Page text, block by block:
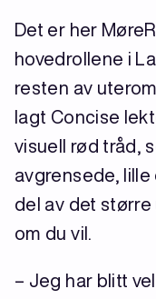
Det er her
hovedrollene i
resten av
lagt Concise
visuell rød tråd,
avgrensede,
del av det
om du vil.
– Jeg har blitt